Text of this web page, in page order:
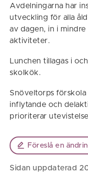
Avdelningarna har
utveckling för alla
av dagen, in i
aktiviteter.
Lunchen tillagas i
skolkök.
Snöveltorps
inflytande och
prioriterar
Föreslå en
Sidan uppdaterad